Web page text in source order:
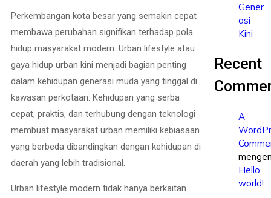
Perkembangan kota besar yang semakin cepat
membawa perubahan signifikan terhadap pola
hidup masyarakat modern. Urban lifestyle atau
gaya hidup urban kini menjadi bagian penting
dalam kehidupan generasi muda yang tinggal di
kawasan perkotaan. Kehidupan yang serba
cepat, praktis, dan terhubung dengan teknologi
membuat masyarakat urban memiliki kebiasaan
yang berbeda dibandingkan dengan kehidupan di
daerah yang lebih tradisional.
Urban lifestyle modern tidak hanya berkaitan
Gener
asi
Kini
Recent
A
Hello
world!